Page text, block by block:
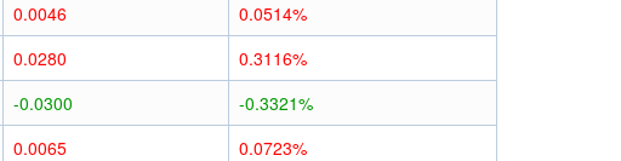
0.0046
0.0514%
0.0280
0.3116%
-0.0300
-0.3321%
0.0065
0.0723%